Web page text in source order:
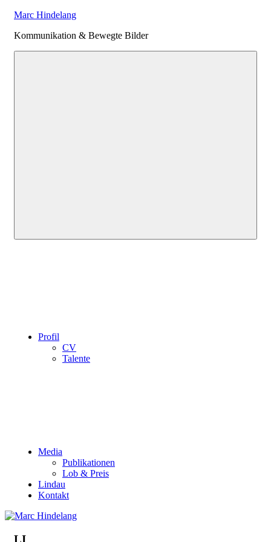
Zum
springen
Marc Hindelang
Kommunikation & Bewegte Bilder
Profil
CV
Talente
Media
Publikationen
Lob & Preis
Lindau
Kontakt
LI